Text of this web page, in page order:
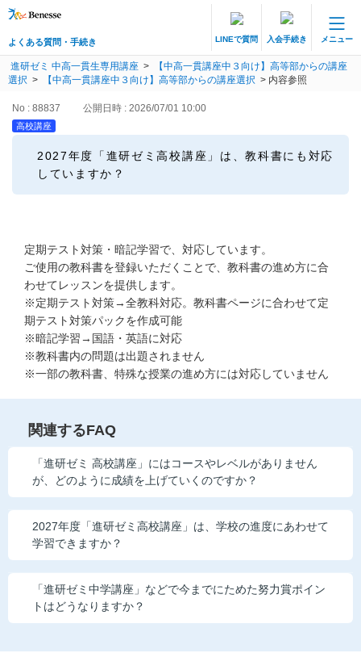
よくある質問・手続き LINEで質問 入会手続き メニュー
保護者サポート 中高一貫講座 トップ
よくある質問・手続き
登録情報の変更・各種お手続き
会員ページへログイン
お客様サポート(手続き・照会)
カテゴリーから探す
お問い合わせ窓口
他の講座のよくある質問・手続きはこちら
こどもちゃれんじ
進研ゼミ 中学講座
進研ゼミ 高校講座
進研ゼミ中学講座中高一貫のご紹介はこちら
会員サイトはこちら
進研ゼミ 中高一貫生専用講座 >
【中高一貫講座中３向け】高等部からの講座
選択 > 【中高一貫講座中３向け】高等部からの講座選択 > 内容参照
No : 88837 公開日時 : 2026/07/01 10:00
高校講座
2027年度「進研ゼミ高校講座」は、教科書にも対応
していますか？
定期テスト対策・暗記学習で、対応しています。
ご使用の教科書を登録いただくことで、教科書の進め方に合
わせてレッスンを提供します。
※定期テスト対策→全教科対応。教科書ページに合わせて定
期テスト対策パックを作成可能
※暗記学習→国語・英語に対応
※教科書内の問題は出題されません
※一部の教科書、特殊な授業の進め方には対応していません
関連するFAQ
「進研ゼミ 高校講座」にはコースやレベルがありません
が、どのように成績を上げていくのですか？
2027年度「進研ゼミ高校講座」は、学校の進度にあわせて
学習できますか？
「進研ゼミ中学講座」などで今までにためた努力賞ポイン
トはどうなりますか？